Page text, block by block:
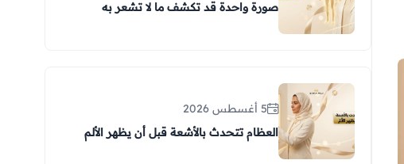
صورة واحدة قد تكشف ما لا تشعر به
5 أغسطس 2026
العظام تتحدث بالأشعة قبل أن يظهر الألم